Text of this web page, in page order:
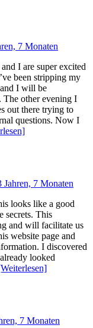
7 Monaten
I are super excited
been stripping my
I will be
The other evening I
out there trying to
questions. Now I
Jahren, 7 Monaten
looks like a good
secrets. This
and will facilitate us
website page and
I discovered
looked
7 Monaten